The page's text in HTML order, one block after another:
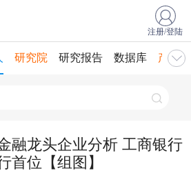
注册/登陆
研究院 研究报告 数据库 产业
融龙头企业分析 工商银行
首位【组图】